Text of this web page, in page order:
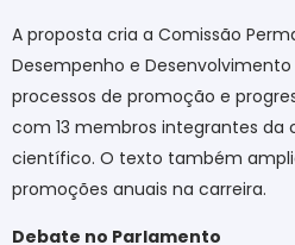
A proposta cria a Comissão
Desempenho e
processos de promoção e
com 13 membros integrantes da
científico. O texto também
promoções anuais na carreira.
Debate no Parlamento